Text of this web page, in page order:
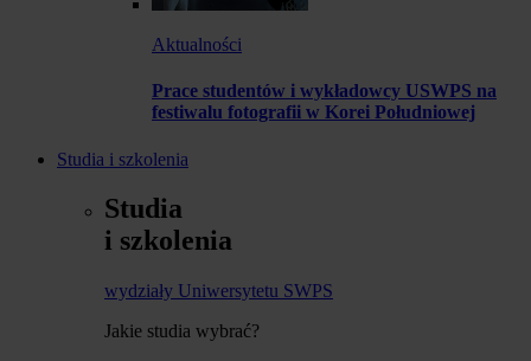
Aktualności
Prace studentów i wykładowcy USWPS na
festiwalu fotografii w Korei Południowej
Studia i szkolenia
Studia
i szkolenia
wydziały Uniwersytetu SWPS
Jakie studia wybrać?